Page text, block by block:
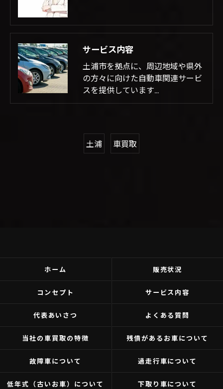
サービス内容
土浦市を拠点に、周辺地域や県外
の方々に向けた自動車関連サービ
スを提供しています…
土浦 車買取
ホーム 販売状況
コンセプト サービス内容
代表あいさつ よくある質問
当社の車買取の特徴 残債があるお車について
故障車について 過走行車について
低年式（古いお車）について 下取り車について